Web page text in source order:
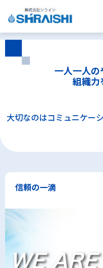
一人一人
組織力
大切なのはコミュニケー
信頼の一滴